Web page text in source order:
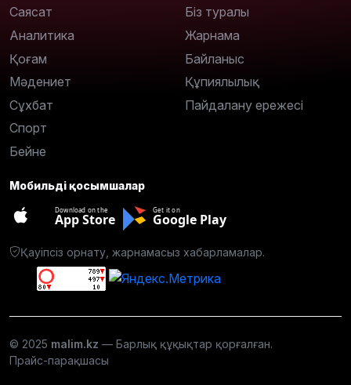
Саясат
Аналитика
Қоғам
Мәдениет
Сұхбат
Спорт
Бейне
Біз туралы
Жарнама
Байланыс
Құпиялылық
Пайдалану ережесі
Мобильді қосымшалар
Download on the
App Store
Get it on
Google Play
Қауіпсіз орнату, жарнамасыз хабарламалар.
© 2025 malim.kz — Барлық құқықтар қорғалған.
Прайс-парақшасы